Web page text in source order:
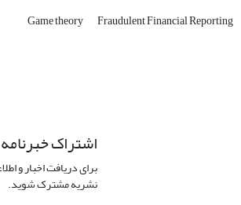
Game theory Fraudulent Financial Reporting
اشتراک خبرنامه
برای دریافت اخبار و
نشریه مشترک شوید.